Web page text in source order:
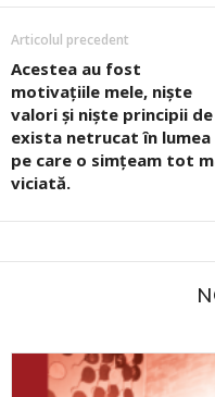
Articolul precedent
Acestea au fost
motivațiile mele, niște
valori și niște principii
exista netrucat în lumea
pe care o simțeam tot
viciată.